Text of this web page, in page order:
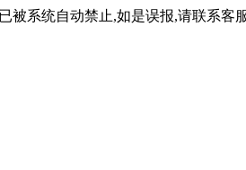
被系统自动禁止,如是误报,请联系客